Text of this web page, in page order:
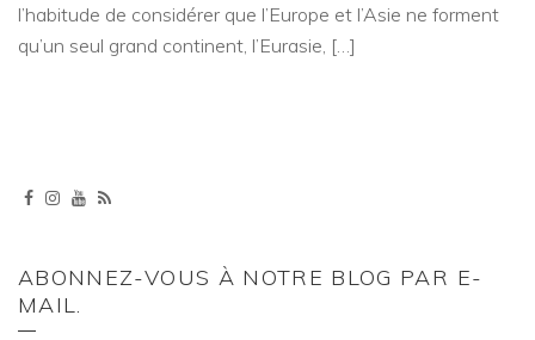
l’habitude de considérer que l’Europe et l’Asie ne forment
qu’un seul grand continent, l’Eurasie, […]
ABONNEZ-VOUS À NOTRE BLOG PAR E-
MAIL.